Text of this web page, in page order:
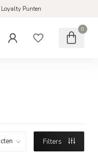
Loyalty Punten
0
Filters